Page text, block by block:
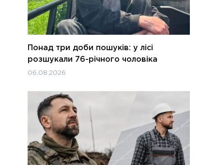
Понад три доби пошуків: у лісі
розшукали 76-річного чоловіка
06.08.2026